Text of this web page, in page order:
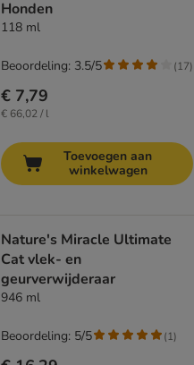
Honden
118 ml
€ 7,79
€ 66,02 / l
Beoordeling: 3.5/5 (17)
Toevoegen aan
winkelwagen
Nature's Miracle Ultimate
Cat vlek- en
geurverwijderaar
946 ml
Beoordeling: 5/5 (1)